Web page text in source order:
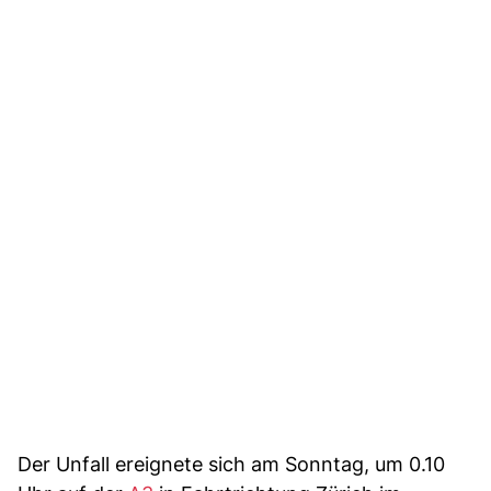
Der Unfall ereignete sich am Sonntag, um 0.10